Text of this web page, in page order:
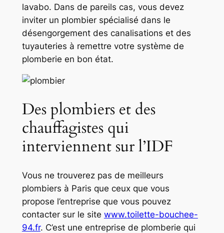
lavabo. Dans de pareils cas, vous devez
inviter un plombier spécialisé dans le
désengorgement des canalisations et des
tuyauteries à remettre votre système de
plomberie en bon état.
Des plombiers et des
chauffagistes qui
interviennent sur l’IDF
Vous ne trouverez pas de meilleurs
plombiers à Paris que ceux que vous
propose l’entreprise que vous pouvez
contacter sur le site www.toilette-bouchee-
94.fr. C’est une entreprise de plomberie qui